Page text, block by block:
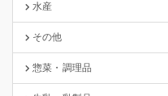
水産
その他
惣菜・調理品